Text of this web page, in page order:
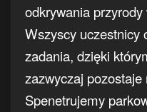
odkrywania
Wszyscy uczestnicy
zadania, dzięki
zazwyczaj pozostaje
Spenetrujemy